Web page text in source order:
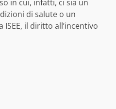
in cui, infatti, ci sia un
di salute o un
il diritto all’incentivo